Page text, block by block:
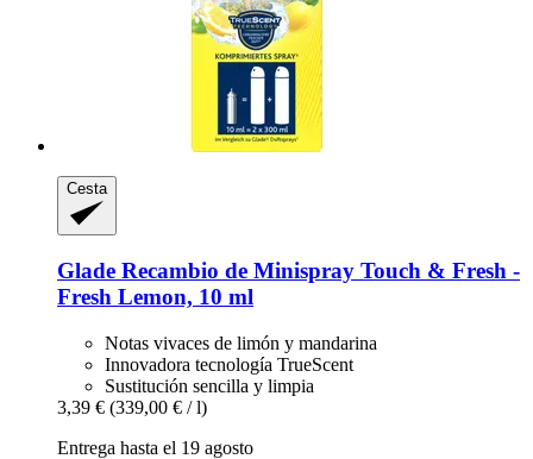
Cesta
Glade Recambio de Minispray Touch & Fresh -​
Fresh Lemon, 10 ml
Notas vivaces de limón y mandarina
Innovadora tecnología TrueScent
Sustitución sencilla y limpia
3,39 € (339,00 € / l)
Entrega hasta el 19 agosto